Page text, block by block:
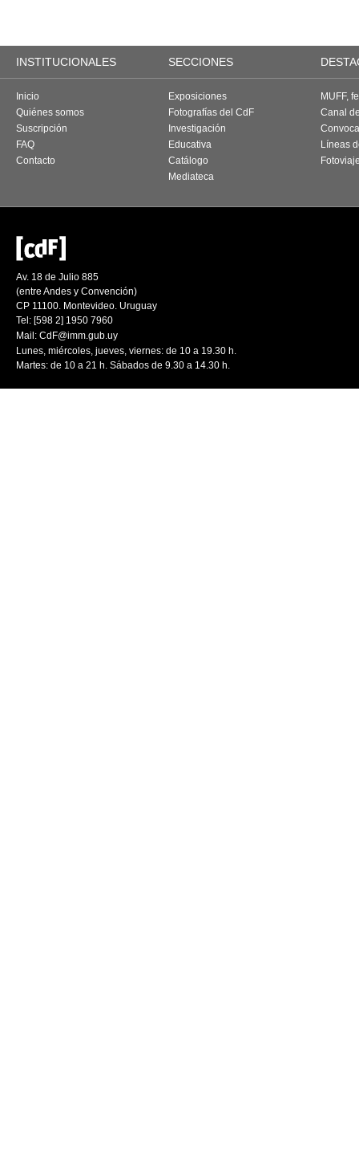
INSTITUCIONALES SECCIONES
Inicio
Quiénes somos
Suscripción
FAQ
Contacto
Exposiciones
Fotografías del CdF
Investigación
Educativa
Catálogo
Mediateca
MUFF,
Canal
Líneas
Av. 18 de Julio 885
(entre Andes y Convención)
CP 11100. Montevideo. Uruguay
Tel: [598 2] 1950 7960
Mail: CdF@imm.gub.uy
Lunes, miércoles, jueves, viernes: de 10 a 19.30 h.
Martes: de 10 a 21 h. Sábados de 9.30 a 14.30 h.